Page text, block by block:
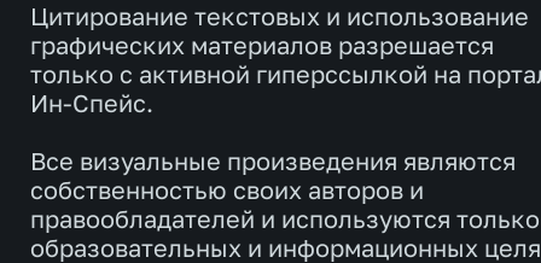
Цитирование текстовых и использование
графических материалов разрешается
только с активной гиперссылкой на
Ин-Спейс.
Все визуальные произведения являются
собственностью своих авторов и
правообладателей и используются
образовательных и информационных